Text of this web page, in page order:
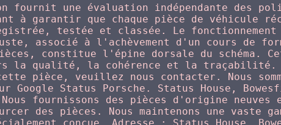
fournit une évaluation indépendante des
à garantir que chaque pièce de véhicule
testée et classée. Le fonctionnement
associé à l'achèvement d'un cours de
constitue l'épine dorsale du schéma.
la qualité, la cohérence et la traçabilité.
pièce, veuillez nous contacter. Nous
Google Status Porsche. Status House,
Nous fournissons des pièces d'origine neuves
des pièces. Nous maintenons une vaste